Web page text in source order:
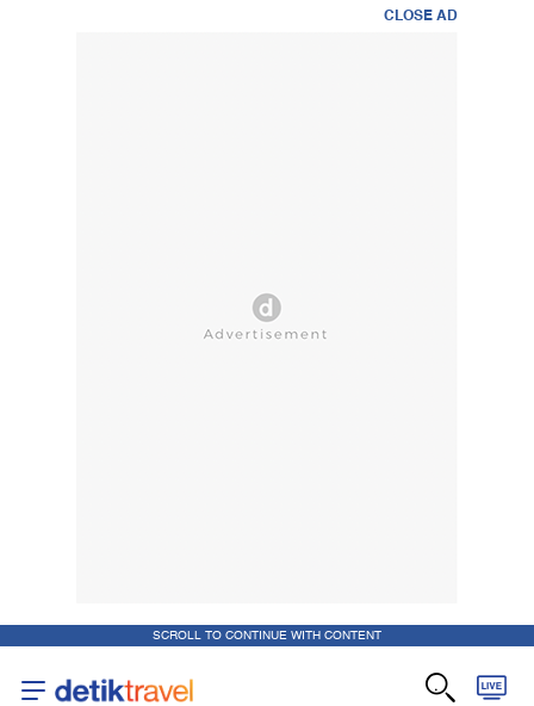
CLOSE AD
SCROLL TO CONTINUE WITH CONTENT